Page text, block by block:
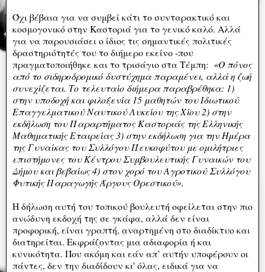
Όχι βέβαια για να συμβεί κάτι το συνταρακτικό και
κοσμογονικό στην Καστοριά για το γενικό καλό. Αλλά
για να παρουσιάσει ο ίδιος τις σημαντικές πολιτικές
δραστηριότητές του το διήμερο εκείνο -που
πραγματοποιήθηκε και το τρισάγιο στα Τέμπη: «Ο πόνος
από το σιδηροδρομικό δυστύχημα παραμένει, αλλά η ζωή
συνεχίζεται. Το τελευταίο διήμερα παραβρέθηκα: 1)
στην υποδοχή και φιλοξενία 15 μαθητών του Ιδιωτικού
Επαγγελματικού Ναυτικού Λυκείου της Χίου 2) στην
εκδήλωση του Παραρτήματος Καστοριάς της Ελληνικής
Μαθηματικής Εταιρείας 3) στην εκδήλωση για την Ημέρα
της Γυναίκας του Συλλόγου Πευκοφύτου με ομιλήτριες
επιστήμονες του Κέντρου Συμβουλευτικής Γυναικών του
Δήμου και βεβαίως 4) στον χορό του Αγροτικού Συλλόγου
Φυτικής Παραγωγής Άργους Ορεστικού».
Η δήλωση αυτή του τοπικού βουλευτή οφείλεται στην πιο
ανώδυνη εκδοχή της σε γκάφα, αλλά δεν είναι
προφορική, είναι γραπτή, αναρτημένη στο διαδίκτυο και
διατηρείται. Εκφράζοντας μια αδιαφορία ή και
κυνικότητα. Που ακόμη και εάν απ’ αυτήν υποφέρουν οι
πάντες, δεν την διαδίδουν κι' όλας, ειδικά για να